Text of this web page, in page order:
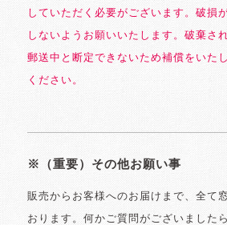
していただく必要がございます。破損
しないようお願いいたします。破棄さ
郵送中と断定できないため補償をいた
ください。
※（重要）その他お願い事
販売からお客様へのお届けまで、全て
おります。何かご質問がございました